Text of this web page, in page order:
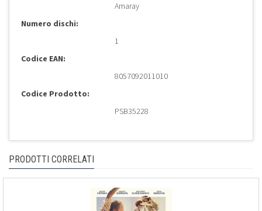
Amaray
Numero dischi:
1
Codice EAN:
8057092011010
Codice Prodotto:
PSB35228
PRODOTTI CORRELATI